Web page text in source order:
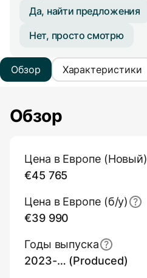
Да, найти предложения
Нет, просто смотрю
Обзор Характеристики
Обзор
Цена в Европе (Новый)
€45 765
Цена в Европе (б/y)
€39 990
Годы выпуска
2023-… (Produced)